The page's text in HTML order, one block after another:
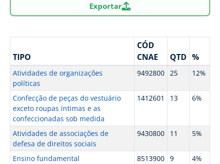
Exportar
TIPO
CÓD
CNAE
QTD %
Atividades de organizações
políticas
9492800 25 12%
Confecção de peças do vestuário
exceto roupas íntimas e as
confeccionadas sob medida
1412601 13 6%
Atividades de associações de
defesa de direitos sociais
9430800 11 5%
Ensino fundamental 8513900 9
4%